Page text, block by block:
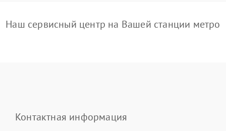
Наш сервисный центр на Вашей станции метро
Контактная информация